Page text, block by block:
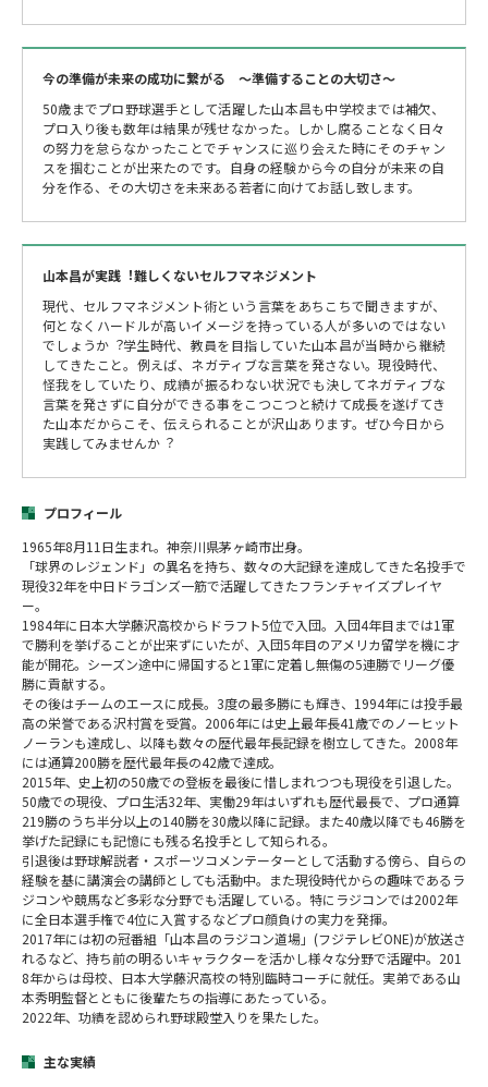
今の準備が未来の成功に繋がる 〜準備することの大切さ〜
50歳までプロ野球選手として活躍した山本昌も中学校までは補欠、
プロ入り後も数年は結果が残せなかった。しかし腐ることなく日々
の努力を怠らなかったことでチャンスに巡り会えた時にそのチャン
スを掴むことが出来たのです。自身の経験から今の自分が未来の自
分を作る、その大切さを未来ある若者に向けてお話し致します。
山本昌が実践︕難しくないセルフマネジメント
現代、セルフマネジメント術という言葉をあちこちで聞きますが、
何となくハードルが高いイメージを持っている人が多いのではない
でしょうか︖学生時代、教員を目指していた山本昌が当時から継続
してきたこと。例えば、ネガティブな言葉を発さない。現役時代、
怪我をしていたり、成績が振るわない状況でも決してネガティブな
言葉を発さずに自分ができる事をこつこつと続けて成⻑を遂げてき
た山本だからこそ、伝えられることが沢山あります。ぜひ今日から
実践してみませんか︖
プロフィール
1965年8月11日生まれ。神奈川県茅ヶ崎市出身。
「球界のレジェンド」の異名を持ち、数々の大記録を達成してきた名投手で
現役32年を中日ドラゴンズ一筋で活躍してきたフランチャイズプレイヤ
ー。
1984年に日本大学藤沢高校からドラフト5位で入団。入団4年目までは1軍
で勝利を挙げることが出来ずにいたが、入団5年目のアメリカ留学を機に才
能が開花。シーズン途中に帰国すると1軍に定着し無傷の5連勝でリーグ優
勝に貢献する。
その後はチームのエースに成⻑。3度の最多勝にも輝き、1994年には投手最
高の栄誉である沢村賞を受賞。2006年には史上最年⻑41歳でのノーヒット
ノーランも達成し、以降も数々の歴代最年⻑記録を樹立してきた。2008年
には通算200勝を歴代最年⻑の42歳で達成。
2015年、史上初の50歳での登板を最後に惜しまれつつも現役を引退した。
50歳での現役、プロ生活32年、実働29年はいずれも歴代最⻑で、プロ通算
219勝のうち半分以上の140勝を30歳以降に記録。また40歳以降でも46勝を
挙げた記録にも記憶にも残る名投手として知られる。
引退後は野球解説者・スポーツコメンテーターとして活動する傍ら、自らの
経験を基に講演会の講師としても活動中。また現役時代からの趣味であるラ
ジコンや競馬など多彩な分野でも活躍している。特にラジコンでは2002年
に全日本選手権で4位に入賞するなどプロ顔負けの実力を発揮。
2017年には初の冠番組「山本昌のラジコン道場」(フジテレビONE)が放送さ
れるなど、持ち前の明るいキャラクターを活かし様々な分野で活躍中。201
8年からは母校、日本大学藤沢高校の特別臨時コーチに就任。実弟である山
本秀明監督とともに後輩たちの指導にあたっている。
2022年、功績を認められ野球殿堂入りを果たした。
主な実績